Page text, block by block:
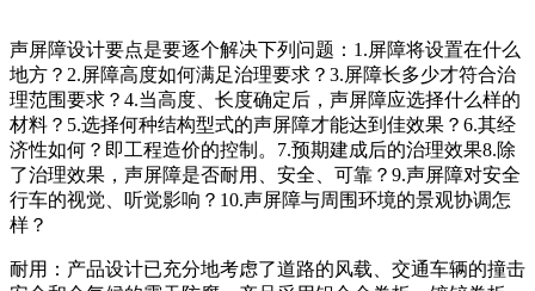
声屏障设计要点是要逐个解决下列问题：1.屏障将设置在什么
地方？2.屏障高度如何满足治理要求？3.屏障长多少才符合治
理范围要求？4.当高度、长度确定后，声屏障应选择什么样的
材料？5.选择何种结构型式的声屏障才能达到佳效果？6.其经
济性如何？即工程造价的控制。7.预期建成后的治理效果8.除
了治理效果，声屏障是否耐用、安全、可靠？9.声屏障对安全
行车的视觉、听觉影响？10.声屏障与周围环境的景观协调怎
样？
耐用：产品设计已充分地考虑了道路的风载、交通车辆的撞击